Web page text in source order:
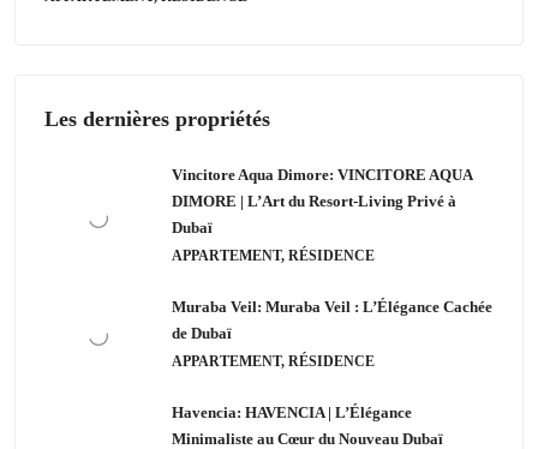
Les dernières propriétés
Vincitore Aqua Dimore: VINCITORE AQUA
DIMORE | L’Art du Resort-Living Privé à
Dubaï
APPARTEMENT, RÉSIDENCE
Muraba Veil: Muraba Veil : L’Élégance Cachée
de Dubaï
APPARTEMENT, RÉSIDENCE
Havencia: HAVENCIA | L’Élégance
Minimaliste au Cœur du Nouveau Dubaï